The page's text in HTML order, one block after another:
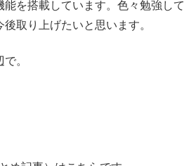
能を搭載しています。色々勉強して
取り上げたいと思います。
。